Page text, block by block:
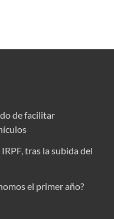
de facilitar
tras la subida del
el primer año?